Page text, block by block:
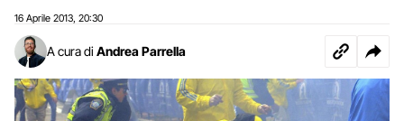
16 Aprile 2013 20:30
A cura di Andrea Parrella